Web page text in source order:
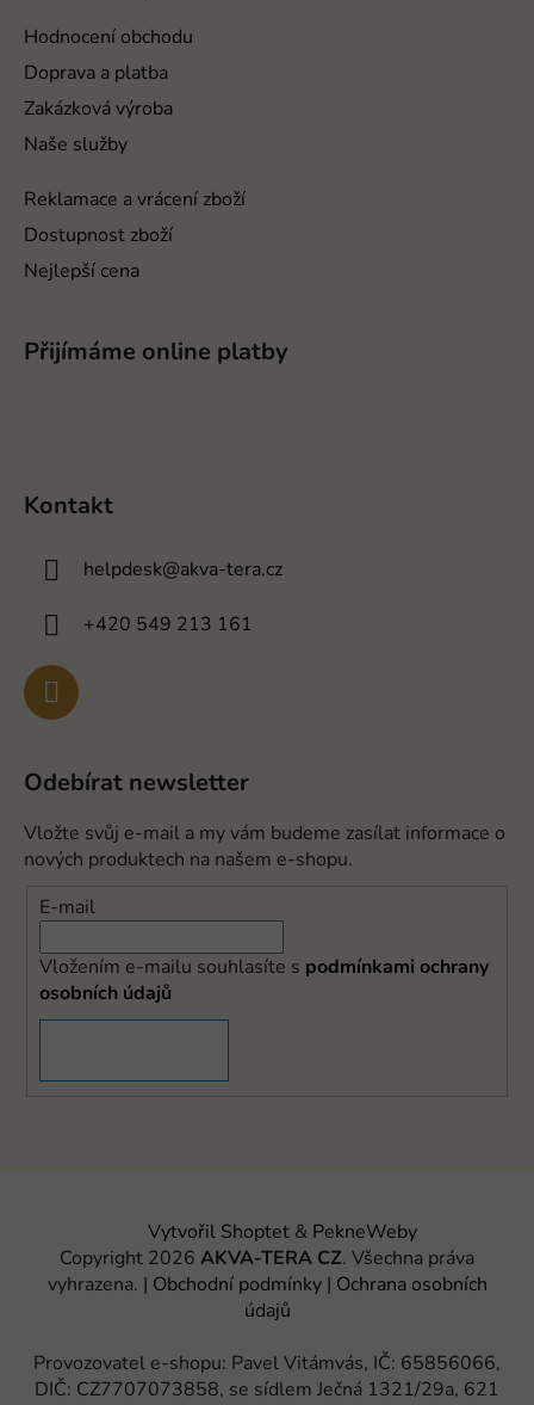
Hodnocení obchodu
Doprava a platba
Zakázková výroba
Naše služby
Reklamace a vrácení zboží
Dostupnost zboží
Nejlepší cena
Přijímáme online platby
Kontakt
helpdesk@akva-tera.cz
+420 549 213 161
Odebírat newsletter
Vložte svůj e-mail a my vám budeme zasílat informace o
nových produktech na našem e-shopu.
E-mail
Vložením e-mailu souhlasíte s podmínkami ochrany
osobních údajů
Vytvořil Shoptet& PekneWeby
Copyright 2026 AKVA-TERA CZ. Všechna práva
vyhrazena. | Obchodní podmínky| Ochrana osobních
údajů
Provozovatel e-shopu: Pavel Vitámvás, IČ: 65856066,
DIČ: CZ7707073858, se sídlem Ječná 1321/29a, 621